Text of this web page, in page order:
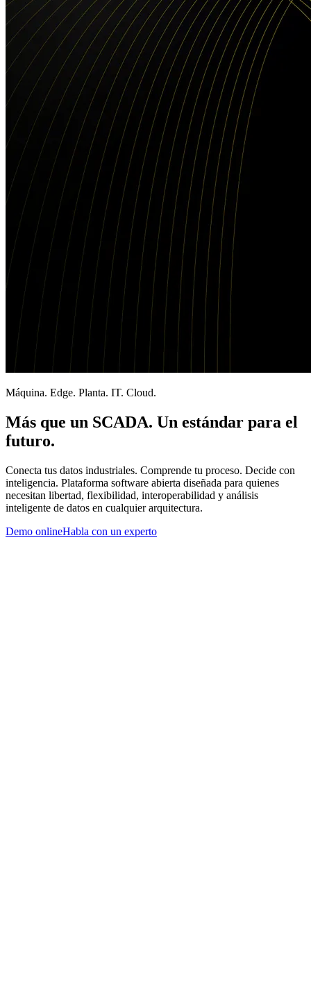
Máquina. Edge. Planta. IT. Cloud.
Más que un SCADA. Un estándar para el
futuro.
Conecta tus datos industriales. Comprende tu proceso. Decide con
inteligencia. Plataforma software abierta diseñada para quienes
necesitan libertad, flexibilidad, interoperabilidad y análisis
inteligente de datos en cualquier arquitectura.
Demo onlineHabla con un experto